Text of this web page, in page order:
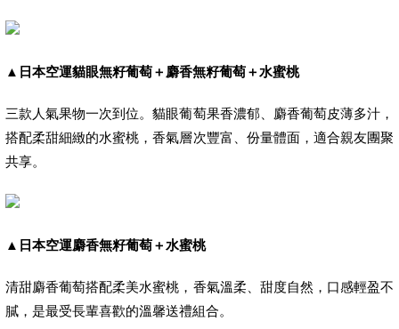
▲ 日本空運貓眼無籽葡萄＋麝香無籽葡萄＋水蜜桃
三款人氣果物一次到位。貓眼葡萄果香濃郁、麝香葡萄皮薄多汁，
搭配柔甜細緻的水蜜桃，香氣層次豐富、份量體面，適合親友團聚
共享。
▲ 日本空運麝香無籽葡萄＋水蜜桃
清甜麝香葡萄搭配柔美水蜜桃，香氣溫柔、甜度自然，口感輕盈不
膩，是最受長輩喜歡的溫馨送禮組合。